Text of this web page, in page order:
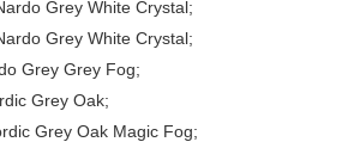
Grey White Сrystal;
Grey White Сrystal;
Grey Grey Fog;
Grey Oak;
Grey Oak Magic Fog;